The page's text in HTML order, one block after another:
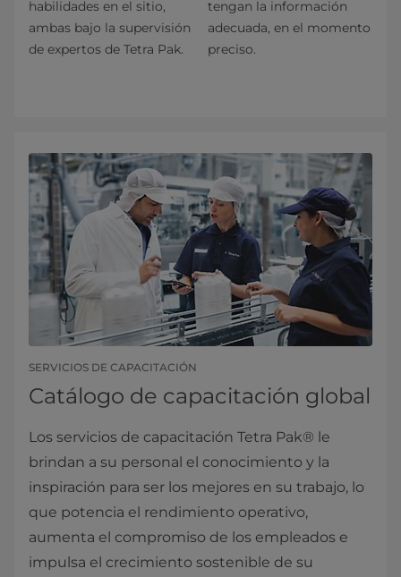
habilidades en el sitio,
ambas bajo la supervisión
de expertos de Tetra Pak.
tengan la información
adecuada, en el momento
preciso.
SERVICIOS DE CAPACITACIÓN
Catálogo de capacitación global
Los servicios de capacitación Tetra Pak® le
brindan a su personal el conocimiento y la
inspiración para ser los mejores en su trabajo, lo
que potencia el rendimiento operativo,
aumenta el compromiso de los empleados e
impulsa el crecimiento sostenible de su